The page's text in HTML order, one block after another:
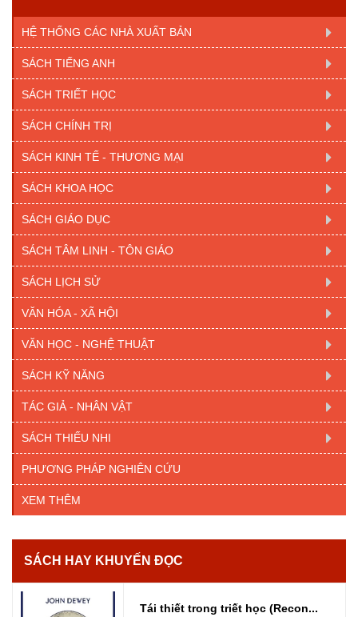
HỆ THỐNG CÁC NHÀ XUẤT BẢN
SÁCH TIẾNG ANH
SÁCH TRIẾT HỌC
SÁCH CHÍNH TRỊ
SÁCH KINH TẾ - THƯƠNG MẠI
SÁCH KHOA HỌC
SÁCH GIÁO DỤC
SÁCH TÂM LINH - TÔN GIÁO
SÁCH LỊCH SỬ
VĂN HÓA - XÃ HỘI
VĂN HỌC - NGHỆ THUẬT
SÁCH KỸ NĂNG
TÁC GIẢ - NHÂN VẬT
SÁCH THIẾU NHI
PHƯƠNG PHÁP NGHIÊN CỨU
XEM THÊM
SÁCH HAY KHUYẾN ĐỌC
Tái thiết trong triết học (Recon...